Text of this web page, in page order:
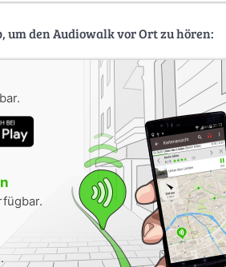
um den Audiowalk vor Ort zu hören: